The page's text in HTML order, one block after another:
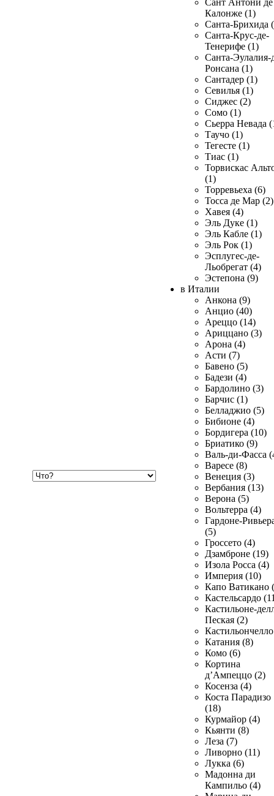
Сант Антони де
Калонже (1)
Санта-Брихида
Санта-Крус-де-
Тенерифе (1)
Санта-Эулалия-
Ронсана (1)
Сантадер (1)
Севилья (1)
Сиджес (2)
Сомо (1)
Сьерра Невада
Таучо (1)
Тегесте (1)
Тиас (1)
Торвискас
(1)
Торревьеха (6)
Тосса де Мар (2)
Хавея (4)
Эль Дуке (1)
Эль Кабле (1)
Эль Рок (1)
Эсплугес-де-
Льобрегат (4)
Эстепона (9)
в Италии
Анкона (9)
Анцио (40)
Ареццо (14)
Ариццано (3)
Арона (4)
Асти (7)
Бавено (5)
Бадези (4)
Бардолино (3)
Барчис (1)
Белладжио (5)
Бибионе (4)
Бордигера (10)
Бриатико (9)
Валь-ди-Фасса
Варесе (8)
Венеция (3)
Вербания (13)
Верона (5)
Вольтерра (4)
Гардоне-
(5)
Гроссето (4)
Дзамброне (19)
Изола Росса (4)
Империя (10)
Капо Ватикано
Кастельсардо
Кастильоне-
Пеская (2)
Катания (8)
Комо (6)
Кортина
д’Ампеццо (2)
Косенза (4)
Коста Парадизо
(18)
Курмайор (4)
Кьянти (8)
Леза (7)
Ливорно (11)
Лукка (6)
Мадонна ди
Кампильо (4)